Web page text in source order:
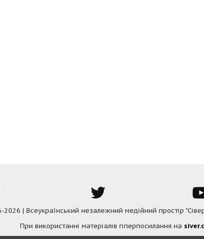
| Всеукраїнський незалежний медійний простір
При використанні матеріалів гіперпосилання на